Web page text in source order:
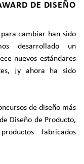
DE DISEÑO
cambiar han sido
desarrollado un
nuevos estándares
¡y ahora ha sido
de diseño más
Diseño de Producto,
fabricados